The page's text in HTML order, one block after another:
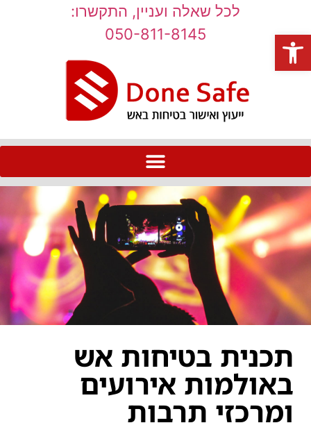
פתח סרגל נגישות
לכל שאלה ועניין, התקשרו:
050-811-8145
תכנית בטיחות אש
באולמות אירועים
ומרכזי תרבות